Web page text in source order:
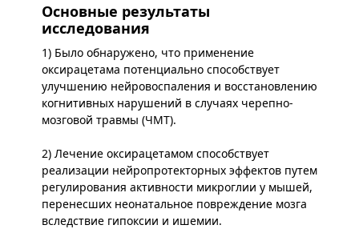
Основные результаты
исследования
1) Было обнаружено, что применение
оксирацетама потенциально способствует
улучшению нейровоспаления и восстановлению
когнитивных нарушений в случаях черепно-
мозговой травмы (ЧМТ).
2) Лечение оксирацетамом способствует
реализации нейропротекторных эффектов путем
регулирования активности микроглии у мышей,
перенесших неонатальное повреждение мозга
вследствие гипоксии и ишемии.